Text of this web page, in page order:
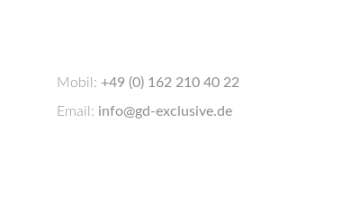
Mobil: +49 (0) 162 210 40 22
Email: info@gd-exclusive.de